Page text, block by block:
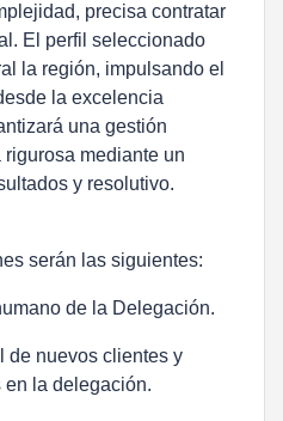
precisa contratar
El perfil seleccionado
la región, impulsando el
la excelencia
una gestión
mediante un
y resolutivo.
serán las siguientes:
de la Delegación.
de nuevos clientes y
en la delegación.